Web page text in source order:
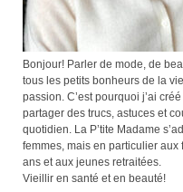
Bonjour! Parler de mode, de
tous les petits bonheurs de la
passion. C’est pourquoi j’ai
partager des trucs, astuces et
quotidien. La P’tite Madame
femmes, mais en particulier aux
ans et aux jeunes retraitées.
Vieillir en santé et en beauté!